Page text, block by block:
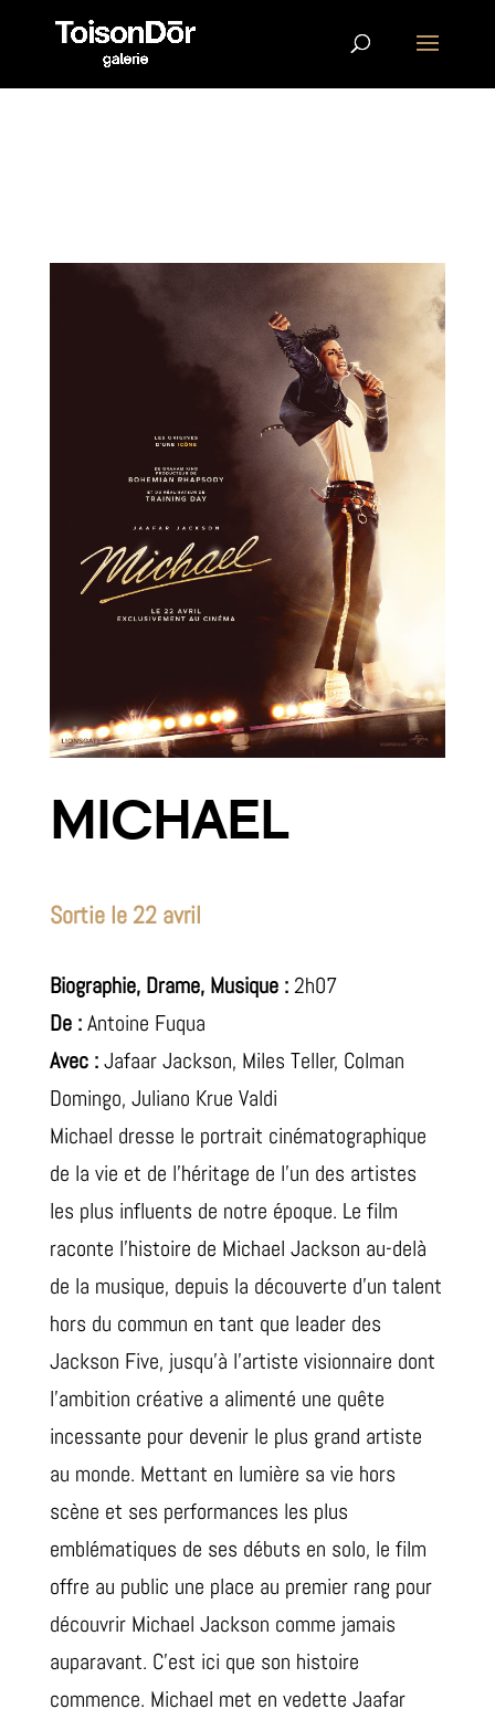
MICHAEL
Sortie le 22 avril
Biographie, Drame, Musique :2h07
De :Antoine Fuqua
Avec :Jafaar Jackson, Miles Teller, Colman
Domingo, Juliano Krue Valdi
Michael dresse le portrait cinématographique
de la vie et de l’héritage de l’un des artistes
les plus influents de notre époque. Le film
raconte l’histoire de Michael Jackson au-delà
de la musique, depuis la découverte d’un talent
hors du commun en tant que leader des
Jackson Five, jusqu’à l’artiste visionnaire dont
l’ambition créative a alimenté une quête
incessante pour devenir le plus grand artiste
au monde. Mettant en lumière sa vie hors
scène et ses performances les plus
emblématiques de ses débuts en solo, le film
offre au public une place au premier rang pour
découvrir Michael Jackson comme jamais
auparavant. C’est ici que son histoire
commence. Michael met en vedette Jaafar